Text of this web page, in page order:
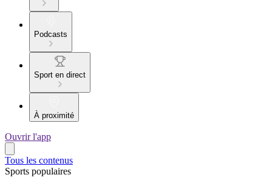
Podcasts
Sport en direct
À proximité
Ouvrir l'app
Tous les contenus
Sports populaires